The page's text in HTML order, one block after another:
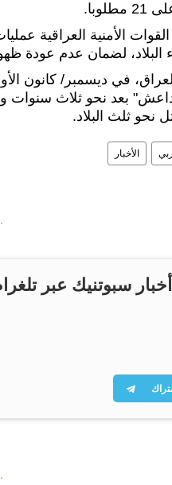
الأمنية العراقية
البلاد، لضمان عدم عودة
بعد نحو ثلاث سنوات
نحو ثلث البلاد.
الأخبار
سبوتنيك عبر